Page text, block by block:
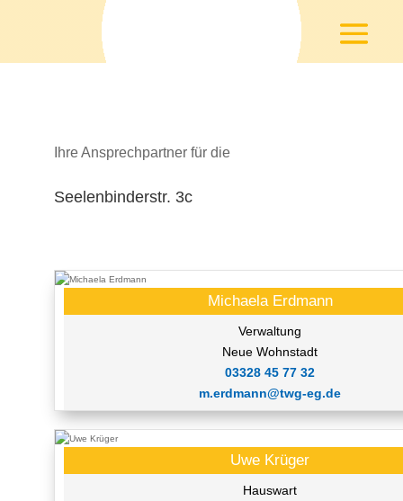
Ihre Ansprechpartner für die
Seelenbinderstr. 3c
Michaela Erdmann
Verwaltung
Neue Wohnstadt
03328 45 77 32
m.erdmann@twg-eg.de
Uwe Krüger
Hauswart